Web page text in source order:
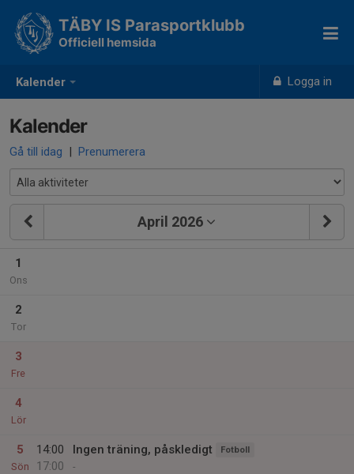
Kalender Logga in
TÄBY IS Parasportklubb
Officiell hemsida
Kalender
Gå till idag | Prenumerera
April 2026
1
Ons
2
Tor
3
Fre
4
Lör
5
Sön
14:00
17:00
Ingen träning, påskledigt Fotboll
-